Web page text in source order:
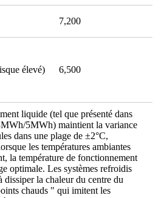
7,200
élevé) 6,500
liquide (tel que présenté dans
5MWh) maintient la variance
dans une plage de ±2°C,
les températures ambiantes
la température de fonctionnement
optimale. Les systèmes refroidis
dissiper la chaleur du centre du
chauds " qui imitent les